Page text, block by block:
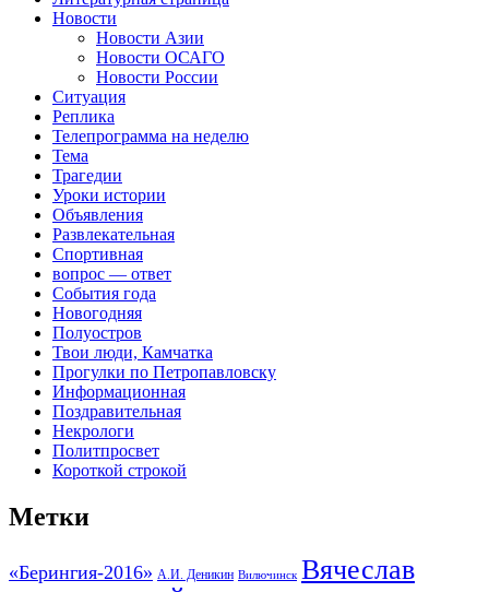
Новости
Новости Азии
Новости ОСАГО
Новости России
Ситуация
Реплика
Телепрограмма на неделю
Тема
Трагедии
Уроки истории
Объявления
Развлекательная
Спортивная
вопрос — ответ
События года
Новогодняя
Полуостров
Твои люди, Камчатка
Прогулки по Петропавловску
Информационная
Поздравительная
Некрологи
Политпросвет
Короткой строкой
Метки
«Берингия-2016» А.И. Деникин Вилючинск Вячеслав